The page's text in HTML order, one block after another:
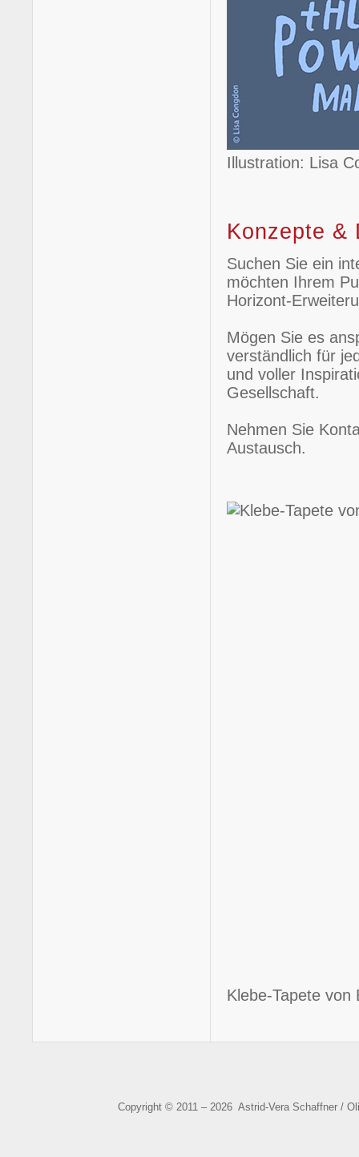
Illustration: Lisa
Konzepte &
Suchen Sie ein
möchten Ihrem
Horizont-
Mögen Sie es
verständlich für
und voller
Gesellschaft.
Nehmen Sie
Austausch.
Klebe-Tapete von
Copyright © 2011 – 2026 Astrid-Vera Schaffner /